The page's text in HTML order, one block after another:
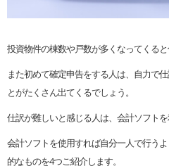
投資物件の棟数や戸数が多くなってくる
また初めて確定申告をする人は、自力で
とがたくさん出てくるでしょう。
仕訳が難しいと感じる人は、会計ソフトを
会計ソフトを使用すれば自分一人で行う
的なものを4つご紹介します。